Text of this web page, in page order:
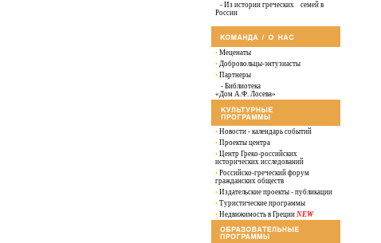
- Из истории греческих семей в
России
• Меценаты
• Добровольцы-энтузиасты
• Партнеры
- Библиотека
«Дом А.Ф. Лосева»
• Новости - календарь событий
• Проекты центра
• Центр Греко-российских
исторических исследований
• Российско-греческий форум
гражданских обществ
• Издательские проекты - публикации
• Туристические программы
• Недвижимость в Греции NEW